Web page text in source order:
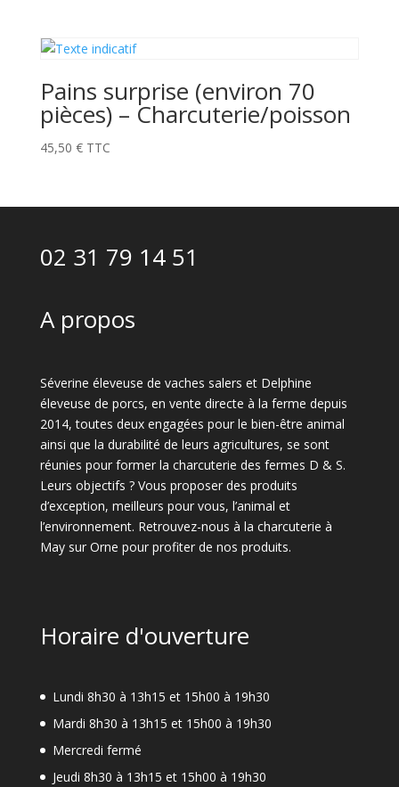
Pains surprise (environ 70
pièces) – Charcuterie/poisson
45,50 € TTC
02 31 79 14 51
A propos
Séverine éleveuse de vaches salers et Delphine
éleveuse de porcs, en vente directe à la ferme depuis
2014, toutes deux engagées pour le bien-être animal
ainsi que la durabilité de leurs agricultures, se sont
réunies pour former la charcuterie des fermes D & S.
Leurs objectifs ? Vous proposer des produits
d’exception, meilleurs pour vous, l’animal et
l’environnement. Retrouvez-nous à la charcuterie à
May sur Orne pour profiter de nos produits.
Horaire d'ouverture
Lundi 8h30 à 13h15 et 15h00 à 19h30
Mardi 8h30 à 13h15 et 15h00 à 19h30
Mercredi fermé
Jeudi 8h30 à 13h15 et 15h00 à 19h30